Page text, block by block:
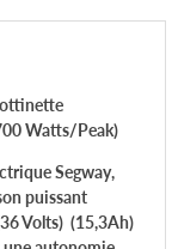
Watts/Peak)
Segway,
puissant
Volts) (15,3Ah)